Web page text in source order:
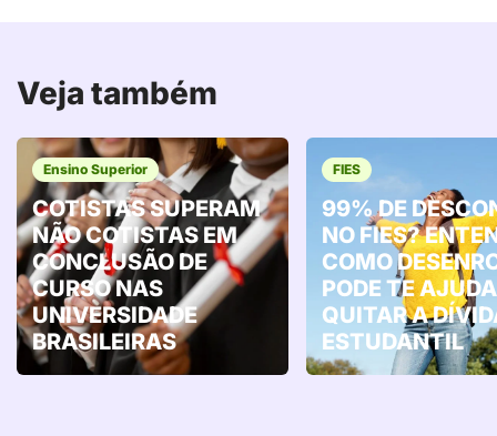
Veja também
Ensino Superior
COTISTAS SUPERAM
NÃO COTISTAS EM
CONCLUSÃO DE
CURSO NAS
UNIVERSIDADE
BRASILEIRAS
FIES
99% DE
NO FIES?
COMO
PODE TE
QUITAR A
ESTUDANTIL